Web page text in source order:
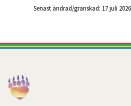
Senast ändrad/granskad: 17 juli 2026